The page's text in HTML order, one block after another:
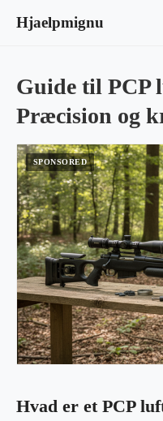
Hjaelpmignu
Guide til PCP
Præcision og
Hvad er et PCP